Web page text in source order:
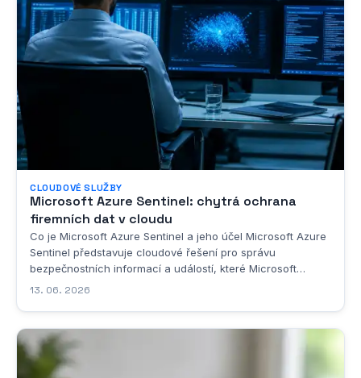
CLOUDOVÉ SLUŽBY
Microsoft Azure Sentinel: chytrá ochrana
firemních dat v cloudu
Co je Microsoft Azure Sentinel a jeho účel Microsoft Azure
Sentinel představuje cloudové řešení pro správu
bezpečnostních informací a událostí, které Microsoft
vyvinul jako součást své rozsáhlé platformy Azure. Jde o
13. 06. 2026